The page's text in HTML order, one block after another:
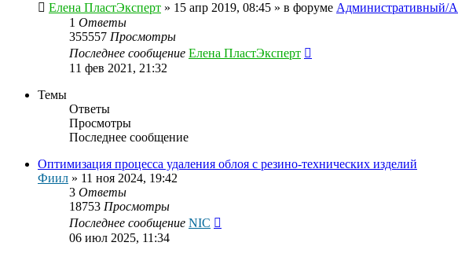
Елена ПластЭксперт » 15 апр 2019, 08:45 » в форуме Административный/
1 Ответы
355557 Просмотры
Последнее сообщение Елена ПластЭксперт
11 фев 2021, 21:32
Темы
Ответы
Просмотры
Последнее сообщение
Оптимизация процесса удаления облоя с резино-технических изделий
Фиил » 11 ноя 2024, 19:42
3 Ответы
18753 Просмотры
Последнее сообщение NIC
06 июл 2025, 11:34